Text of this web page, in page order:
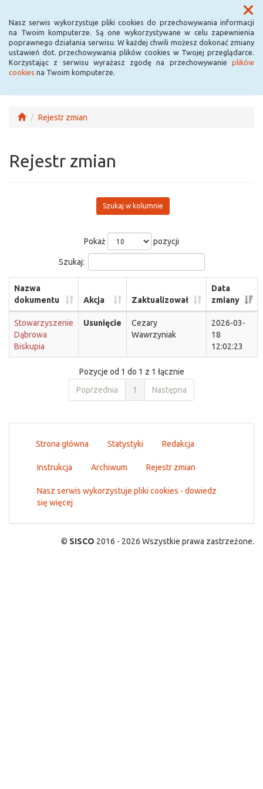
Nasz serwis wykorzystuje pliki cookies do przechowywania informacji
na Twoim komputerze. Są one wykorzystywane w celu zapewnienia
poprawnego działania serwisu. W każdej chwili możesz dokonać zmiany
ustawień dot. przechowywania plików cookies w Twojej przeglądarce.
Korzystając z serwisu wyrażasz zgodę na przechowywanie plików
cookies na Twoim komputerze.
Menu
Rejestr zmian
Rejestr zmian
Szukaj w kolumnie
Pokaż pozycji
Szukaj:
Nazwa
dokumentu
Akcja Zaktualizował
Data
zmiany
Stowarzyszenie
Dąbrowa
Biskupia
Usunięcie
Cezary
Wawrzyniak
2026-03-
18
12:02:23
Pozycje od 1 do 1 z 1 łącznie
Poprzednia
1 Następna
Strona główna Statystyki Redakcja
Instrukcja Archiwum Rejestr zmian
Nasz serwis wykorzystuje pliki cookies - dowiedz
się więcej
© SISCO 2016 - 2026 Wszystkie prawa zastrzeżone.